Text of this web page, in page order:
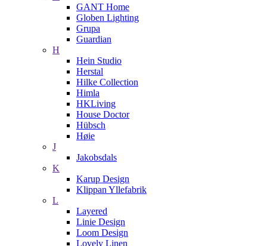
GANT Home
Globen Lighting
Grupa
Guardian
H
Hein Studio
Herstal
Hilke Collection
Himla
HKLiving
House Doctor
Hübsch
Høie
J
Jakobsdals
K
Karup Design
Klippan Yllefabrik
L
Layered
Linie Design
Loom Design
Lovely Linen